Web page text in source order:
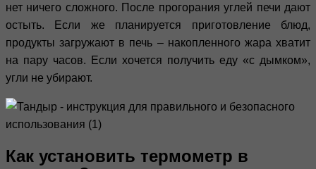
нет ничего сложного. После прогорания углей печи дают
остыть. Если же планируется приготовление блюд,
продукты загружают в печь – накопленного жара хватит
на пару часов. Если хочется получить еду «с дымком»,
угли не убирают.
Как установить термометр в